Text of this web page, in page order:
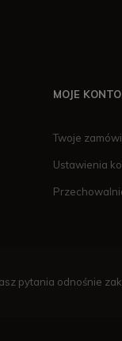
MOJE KONTO
Twoje
Ustawienia
pytania odnośnie